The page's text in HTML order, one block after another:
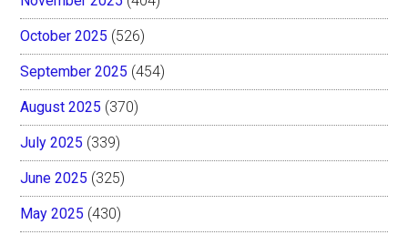
October 2025 (526)
September 2025 (454)
August 2025 (370)
July 2025 (339)
June 2025 (325)
May 2025 (430)